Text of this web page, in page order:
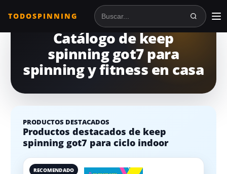
TODOSPINNING Buscar en TodoSpinning
Catálogo de keep
spinning got7 para
spinning y fitness en casa
PRODUCTOS DESTACADOS
Productos destacados de keep
spinning got7 para ciclo indoor
RECOMENDADO